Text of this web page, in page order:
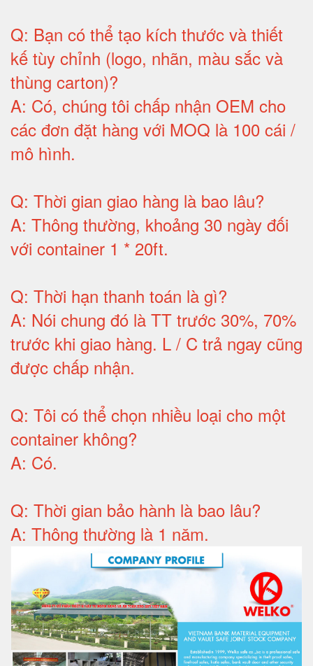
Q: Bạn có thể tạo kích thước và thiết
kế tùy chỉnh (logo, nhãn, màu sắc và
thùng carton)?
A: Có, chúng tôi chấp nhận OEM cho
các đơn đặt hàng với MOQ là 100 cái /
mô hình.
Q: Thời gian giao hàng là bao lâu?
A: Thông thường, khoảng 30 ngày đối
với container 1 * 20ft.
Q: Thời hạn thanh toán là gì?
A: Nói chung đó là TT trước 30%, 70%
trước khi giao hàng. L / C trả ngay cũng
được chấp nhận.
Q: Tôi có thể chọn nhiều loại cho một
container không?
A: Có.
Q: Thời gian bảo hành là bao lâu?
A: Thông thường là 1 năm.